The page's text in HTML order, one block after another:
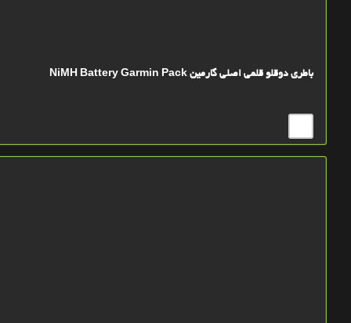
باطری دوقلو قلمی اصلی گارمین NiMH Battery Garmin Pack